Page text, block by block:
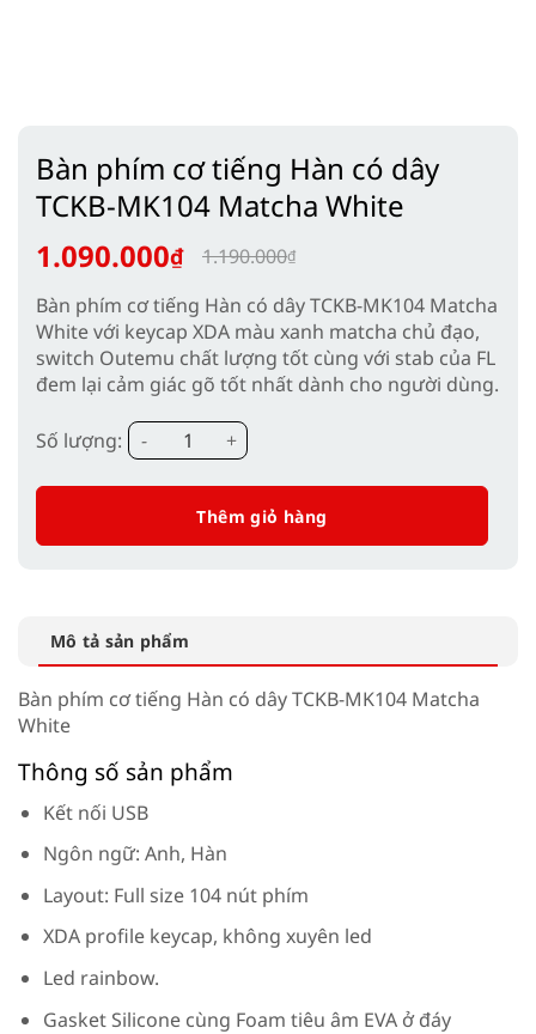
Bàn phím cơ tiếng Hàn có dây
TCKB-MK104 Matcha White
1.190.000₫
gốc
là:
1.190.000₫.
1.090.000₫
hiện
tại
là:
1.090.000₫.
Bàn phím cơ tiếng Hàn có dây TCKB-MK104 Matcha
Whitevới keycap XDA màu xanh matcha chủ đạo,
switch Outemu chất lượng tốt cùng với stab của FL
đem lại cảm giác gõ tốt nhất dành cho người dùng.
Số lượng: Bàn phím cơ tiếng Hàn có dây TCKB-MK104
Thêm giỏ hàng
Mô tả sản phẩm
Bàn phím cơ tiếng Hàn có dây TCKB-MK104 Matcha
White
Thông số sản phẩm
Kết nối USB
Ngôn ngữ: Anh, Hàn
Layout: Full size 104 nút phím
XDA profile keycap, không xuyên led
Led rainbow.
Gasket Silicone cùng Foam tiêu âm EVA ở đáy